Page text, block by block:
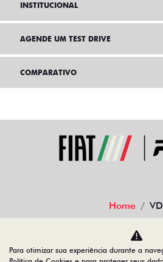
INSTITUCIONAL
AGENDE UM TEST DRIVE
COMPARATIVO
Home
Desacelere. Seu bem
Para otimizar sua experiência durante a